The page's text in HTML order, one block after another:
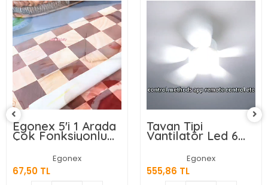
Egonex 5'i 1 Arada
Çok Fonksiyonlu
Meyve Sebze
Soyacağı, Jülyen
Dilimleyici ve Şişe
Açacağı – Ahşap
Egonex
67,50 TL
Tavan Tipi
Vantilatör Led 6
Kanatlı
Egonex
555,86 TL